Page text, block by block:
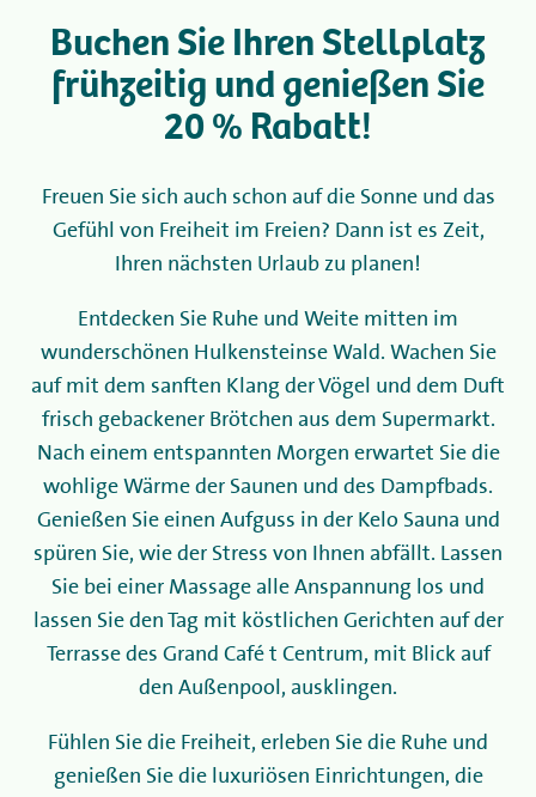
Camping
Vermietung
Wellness
+31 (0) 36 - 522 8880
Informationen für Gäste
Contact
Werken bij
Mijn Flevo Natuur
Buchen Sie Ihren Stellplatz
frühzeitig und genießen Sie
20 % Rabatt!
Freuen Sie sich auch schon auf die Sonne und das
Gefühl von Freiheit im Freien? Dann ist es Zeit,
Ihren nächsten Urlaub zu planen!
Entdecken Sie Ruhe und Weite mitten im
wunderschönen Hulkensteinse Wald. Wachen Sie
auf mit dem sanften Klang der Vögel und dem Duft
frisch gebackener Brötchen aus dem Supermarkt.
Nach einem entspannten Morgen erwartet Sie die
wohlige Wärme der Saunen und des Dampfbads.
Genießen Sie einen Aufguss in der Kelo Sauna und
spüren Sie, wie der Stress von Ihnen abfällt. Lassen
Sie bei einer Massage alle Anspannung los und
lassen Sie den Tag mit köstlichen Gerichten auf der
Terrasse des Grand Café t Centrum, mit Blick auf
den Außenpool, ausklingen.
Fühlen Sie die Freiheit, erleben Sie die Ruhe und
genießen Sie die luxuriösen Einrichtungen, die